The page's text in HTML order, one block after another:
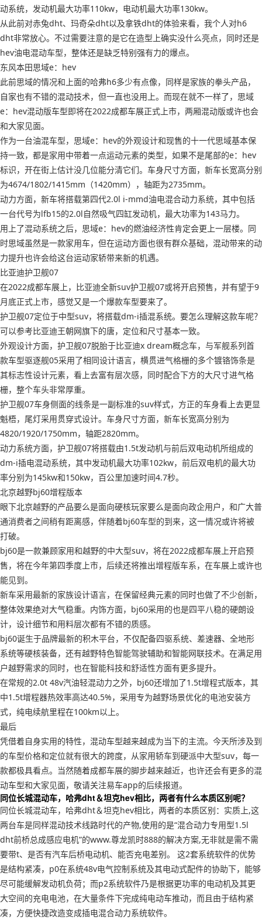
动系统，发动机最大功率110kw，电动机最大功率130kw。
从此前对赤兔dht、玛奇朵dht以及拿铁dht的体验来看，我个人对h6
dht非常放心。不过需要注意的是它在造型上确实没什么亮点，同时还是
hev油电混动车型，整体还是缺乏特别强有力的爆点。
东风本田思域e：hev
此前思域的情况和上面的哈弗h6多少有点像，同样是家族的拳头产品，
自家也有不错的混动技术，但一直也没用上。而现在就不一样了，思域
e：hev混动版车型即将在2022成都车展正式上市，两厢混动版或许也会
和大家见面。
作为一台油混车型，思域e：hev的外观设计和现售的十一代思域基本保
持一致，都是家用中带着一点运动元素的类型，如果不是尾部的e：hev
标识，开在街上估计没几位能分清它们。车身尺寸方面，新车长宽高分别
为4674/1802/1415mm（1420mm），轴距为2735mm。
动力方面，新车将搭载第四代2.0l i-mmd油电混合动力系统，其中包括
一台代号为lfb15的2.0l自然吸气四缸发动机，最大功率为143马力。
用上了混动系统之后，思域e：hev的燃油经济性肯定会更上一层楼。同
时思域虽然是一款家用车，但在运动方面也很有群众基础，混动带来的动
力提升也许会给这台运动家轿带来新的机遇。
比亚迪护卫舰07
在2022成都车展上，比亚迪全新suv护卫舰07或将开启预售，并有望于9
月底正式上市，感觉又是一个爆款车型要来了。
护卫舰07定位于中型suv，将搭载dm-i插混系统。要怎么理解这款车呢？
可以参考比亚迪王朝网旗下的唐，定位和尺寸基本一致。
外观设计方面，护卫舰07脱胎于比亚迪x dream概念车，与军舰系列首
款车型驱逐舰05采用了相同设计语言，横贯进气格栅的多个镀铬饰条是
其标志性设计元素，看上去富有层次感，同时配合下方的大尺寸进气格
栅，整个车头非常厚重。
护卫舰07车身侧面的线条是一副标准的suv样式，方正的车身看上去更显
魁梧，尾灯采用贯穿式设计。车身尺寸方面，新车长宽高分别为
4820/1920/1750mm，轴距2820mm。
动力系统方面，护卫舰07将搭载由1.5t发动机与前后双电动机所组成的
dm-i插电混动系统，其中发动机最大功率102kw，前后双电机的最大功
率分别为145kw和150kw，百公里加速时间4.7秒。
北京越野bj60增程版本
眼下北京越野的产品要么是面向硬核玩家要么是面向政企用户，和广大普
通消费者之间稍有距离感，伴随着bj60车型的到来，这一情况或许将被
打破。
bj60是一款兼顾家用和越野的中大型suv，将在2022成都车展上开启预
售，将在今年第四季度上市，后续还将推出增程版车系，在车展上或许也
能见到。
新车采用最新的家族设计语言，在保留经典元素的同时也做了不少创新，
整体效果绝对大气稳重。内饰方面，bj60采用的也是四平八稳的硬朗设
计，设计细节和用料层次都有不错的质感。
bj60诞生于品牌最新的积木平台，不仅配备四驱系统、差速器、全地形
系统等硬核装备，还有越野特色智能驾驶辅助和智能网联技术。在满足用
户越野需求的同时，也在智能科技和舒适性方面有更多提升。
在常规的2.0t 48v汽油轻混动力之外，bj60还增加了1.5t增程式版本，其
中1.5t增程器热效率高达40.5%，采用专为越野场景优化的电池安装方
式，纯电续航里程在100km以上。
最后
凭借着自身实用的特性，混动车型越来越成为当下的主流。今天所涉及到
的车型价格和定位就有很大的跨度，从家用轿车到硬派中大型suv，每一
款都极具看点。当然随着成都车展的脚步越来越近，也许还会有更多的混
动车型和大家见面，敬请关注易车app的后续报道。
同位长城混动车，哈弗dht＆坦克hev相比，两者有什么本质区别呢？
同位长城混动车，哈弗dht＆坦克hev相比，两者的本质区别：实质上,这
两台车是同样混动技术线路时代的产物,使用的是“混合动力专用型1.5l
dht前桥总成感应电机”的www.尊龙凯时888的解决方案,无非就是需不需
要带t、是否有汽车后桥电动机、能否充电差别。 这2套系统软件的优势
是结构紧凑，p0在系统48v电气控制系统及其电动式配件的协助下，能够
尽可能缓解发动机负荷；而p2系统软件乃是根据更功率的电动机及其更
大空间的充电电池，在大量条件下完成纯电动车推动，而且由于结构紧
凑，方便快捷改造变成插电混合动力系统软件。